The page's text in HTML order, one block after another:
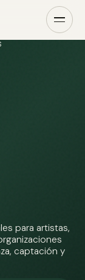
para artistas,
captación y